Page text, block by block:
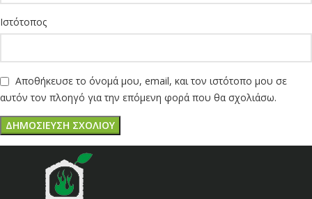
Ιστότοπος
Αποθήκευσε το όνομά μου, email, και τον ιστότοπο μου σε
αυτόν τον πλοηγό για την επόμενη φορά που θα σχολιάσω.